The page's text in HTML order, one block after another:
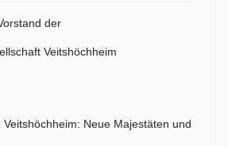
der
Veitshöchheim
Veitshöchheim: Neue Majestäten und